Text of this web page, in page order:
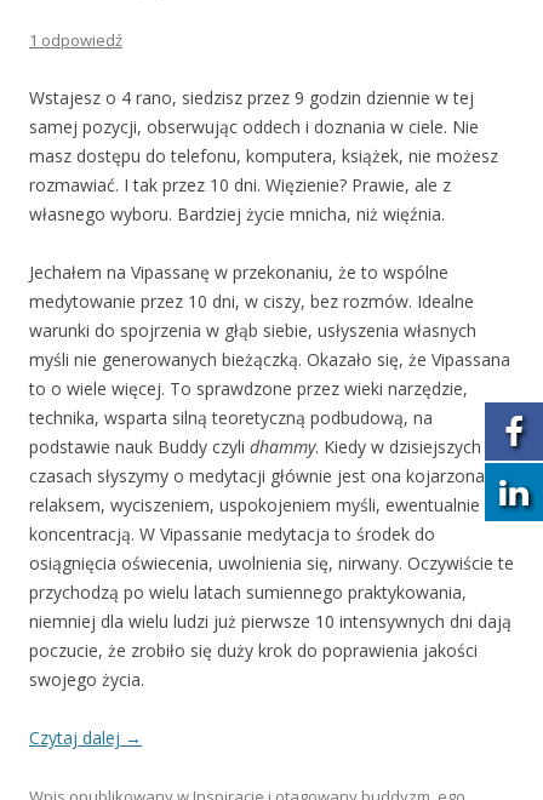
1 odpowiedź
Wstajesz o 4 rano, siedzisz przez 9 godzin dziennie w tej
samej pozycji, obserwując oddech i doznania w ciele. Nie
masz dostępu do telefonu, komputera, książek, nie możesz
rozmawiać. I tak przez 10 dni. Więzienie? Prawie, ale z
własnego wyboru. Bardziej życie mnicha, niż więźnia.
Jechałem na Vipassanę w przekonaniu, że to wspólne
medytowanie przez 10 dni, w ciszy, bez rozmów. Idealne
warunki do spojrzenia w głąb siebie, usłyszenia własnych
myśli nie generowanych bieżączką. Okazało się, że Vipassana
to o wiele więcej. To sprawdzone przez wieki narzędzie,
technika, wsparta silną teoretyczną podbudową, na
podstawie nauk Buddy czyli dhammy. Kiedy w dzisiejszych
czasach słyszymy o medytacji głównie jest ona kojarzona z
relaksem, wyciszeniem, uspokojeniem myśli, ewentualnie z
koncentracją. W Vipassanie medytacja to środek do
osiągnięcia oświecenia, uwolnienia się, nirwany. Oczywiście te
przychodzą po wielu latach sumiennego praktykowania,
niemniej dla wielu ludzi już pierwsze 10 intensywnych dni dają
poczucie, że zrobiło się duży krok do poprawienia jakości
swojego życia.
Czytaj dalej →